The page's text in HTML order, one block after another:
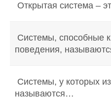
Открытая система –
Системы, способные
поведения,
Системы, у которых
называются…